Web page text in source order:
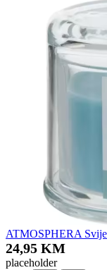
ATMOSPHERA
24,95 KM
placeholder